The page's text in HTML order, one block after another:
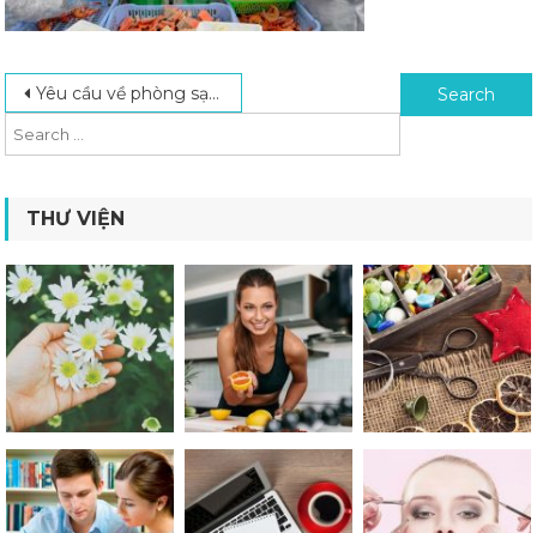
Post navigation
Yêu cầu về phòng sạch trong nhà máy chế biến thực phẩm Search for:
THƯ VIỆN